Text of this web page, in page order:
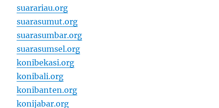
suarariau.org
suarasumut.org
suarasumbar.org
suarasumsel.org
konibekasi.org
konibali.org
konibanten.org
konijabar.org